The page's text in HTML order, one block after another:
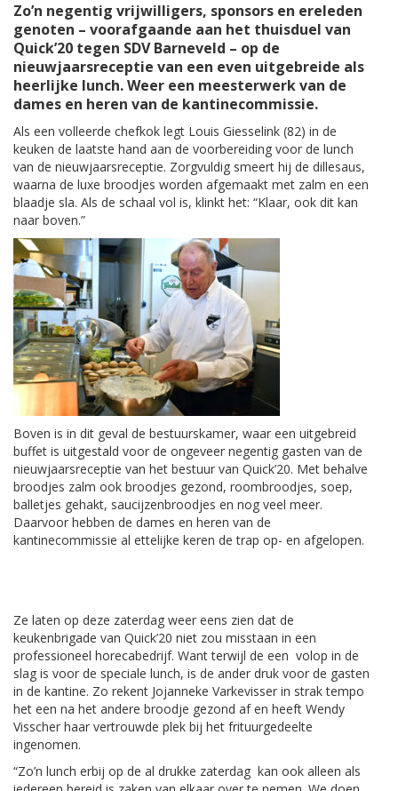
Zo’n negentig vrijwilligers, sponsors en ereleden
genoten – voorafgaande aan het thuisduel van
Quick’20 tegen SDV Barneveld – op de
nieuwjaarsreceptie van een even uitgebreide als
heerlijke lunch. Weer een meesterwerk van de
dames en heren van de kantinecommissie.
Als een volleerde chefkok legt Louis Giesselink (82) in de
keuken de laatste hand aan de voorbereiding voor de lunch
van de nieuwjaarsreceptie. Zorgvuldig smeert hij de dillesaus,
waarna de luxe broodjes worden afgemaakt met zalm en een
blaadje sla. Als de schaal vol is, klinkt het: “Klaar, ook dit kan
naar boven.”
Boven is in dit geval de bestuurskamer, waar een uitgebreid
buffet is uitgestald voor de ongeveer negentig gasten van de
nieuwjaarsreceptie van het bestuur van Quick’20. Met behalve
broodjes zalm ook broodjes gezond, roombroodjes, soep,
balletjes gehakt, saucijzenbroodjes en nog veel meer.
Daarvoor hebben de dames en heren van de
kantinecommissie al ettelijke keren de trap op- en afgelopen.
Ze laten op deze zaterdag weer eens zien dat de
keukenbrigade van Quick’20 niet zou misstaan in een
professioneel horecabedrijf. Want terwijl de een volop in de
slag is voor de speciale lunch, is de ander druk voor de gasten
in de kantine. Zo rekent Jojanneke Varkevisser in strak tempo
het een na het andere broodje gezond af en heeft Wendy
Visscher haar vertrouwde plek bij het frituurgedeelte
ingenomen.
“Zo’n lunch erbij op de al drukke zaterdag kan ook alleen als